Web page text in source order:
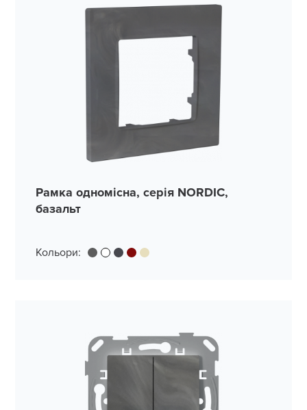
Рамка одномісна, серія NORDIC,
базальт
Кольори: